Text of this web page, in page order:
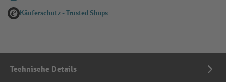
Käuferschutz - Trusted Shops
Technische Details